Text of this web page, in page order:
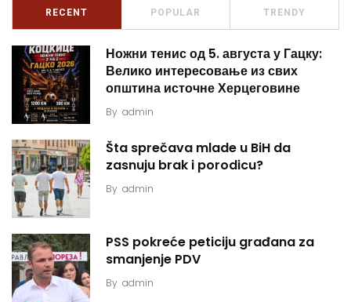
RECENT POPULAR TRENDY
Ножни тенис од 5. августа у Гацку:
Велико интересовање из свих
општина источне Херцеговине
By admin
Šta sprečava mlade u BiH da
zasnuju brak i porodicu?
By admin
PSS pokreće peticiju građana za
smanjenje PDV
By admin